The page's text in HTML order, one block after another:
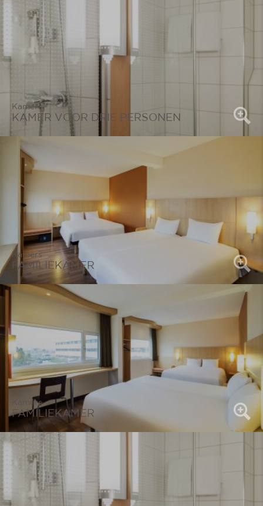
Kamers
KAMER VOOR DRIE PERSONEN
Kamers
FAMILIEKAMER
Kamers
FAMILIEKAMER